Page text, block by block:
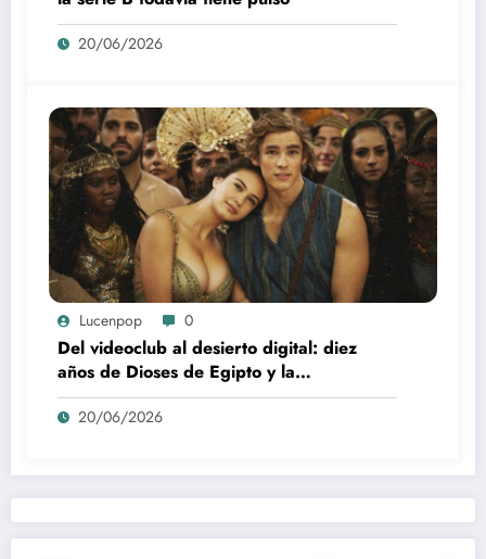
20/06/2026
Lucenpop 0
Del videoclub al desierto digital: diez
años de Dioses de Egipto y la
desaparición del blockbuster sin
complejos
20/06/2026